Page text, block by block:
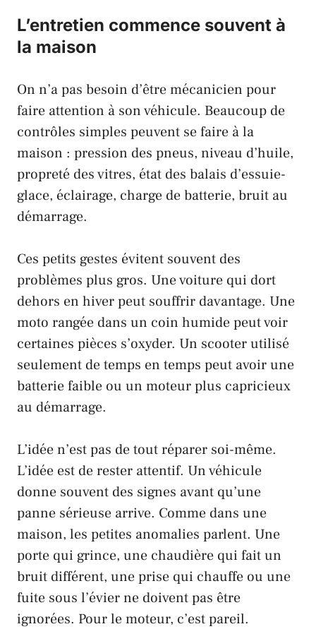
L’entretien commence souvent à
la maison
On n’a pas besoin d’être mécanicien pour
faire attention à son véhicule. Beaucoup de
contrôles simples peuvent se faire à la
maison : pression des pneus, niveau d’huile,
propreté des vitres, état des balais d’essuie-
glace, éclairage, charge de batterie, bruit au
démarrage.
Ces petits gestes évitent souvent des
problèmes plus gros. Une voiture qui dort
dehors en hiver peut souffrir davantage. Une
moto rangée dans un coin humide peut voir
certaines pièces s’oxyder. Un scooter utilisé
seulement de temps en temps peut avoir une
batterie faible ou un moteur plus capricieux
au démarrage.
L’idée n’est pas de tout réparer soi-même.
L’idée est de rester attentif. Un véhicule
donne souvent des signes avant qu’une
panne sérieuse arrive. Comme dans une
maison, les petites anomalies parlent. Une
porte qui grince, une chaudière qui fait un
bruit différent, une prise qui chauffe ou une
fuite sous l’évier ne doivent pas être
ignorées. Pour le moteur, c’est pareil.